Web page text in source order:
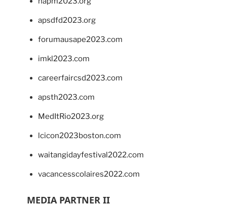
apsdfd2023.org
forumausape2023.com
imkl2023.com
careerfaircsd2023.com
apsth2023.com
MedItRio2023.org
lcicon2023boston.com
waitangidayfestival2022.com
vacancesscolaires2022.com
MEDIA PARTNER II